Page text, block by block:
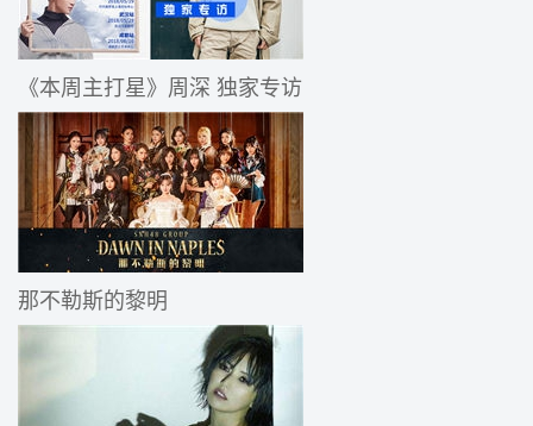
《本周主打星》周深 独家专访
那不勒斯的黎明